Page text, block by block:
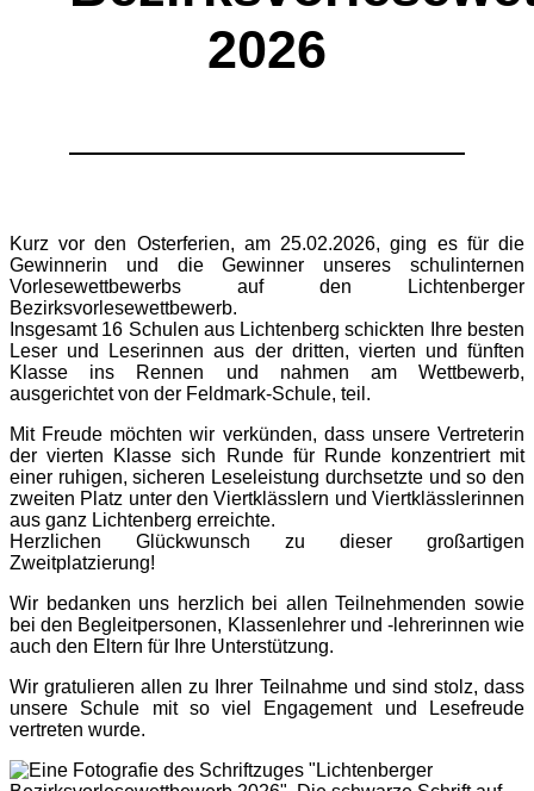
Schulinspektionsbericht
Musikalische Grundschule
Übergang in die Sek I
Kooperationen
Förderverein
© 2023Schule an der Victoriastadt
Login
•Impressum•Datenschutz
2026
Kurz vor den Osterferien, am 25.02.2026, ging es für die
Gewinnerin und die Gewinner unseres schulinternen
Vorlesewettbewerbs auf den Lichtenberger
Bezirksvorlesewettbewerb.
Insgesamt 16 Schulen aus Lichtenberg schickten Ihre besten
Leser und Leserinnen aus der dritten, vierten und fünften
Klasse ins Rennen und nahmen am Wettbewerb,
ausgerichtet von der Feldmark-Schule, teil.
Mit Freude möchten wir verkünden, dass unsere Vertreterin
der vierten Klasse sich Runde für Runde konzentriert mit
einer ruhigen, sicheren Leseleistung durchsetzte und so den
zweiten Platz unter den Viertklässlern und Viertklässlerinnen
aus ganz Lichtenberg erreichte.
Herzlichen Glückwunsch zu dieser großartigen
Zweitplatzierung!
Wir bedanken uns herzlich bei allen Teilnehmenden sowie
bei den Begleitpersonen, Klassenlehrer und -lehrerinnen wie
auch den Eltern für Ihre Unterstützung.
Wir gratulieren allen zu Ihrer Teilnahme und sind stolz, dass
unsere Schule mit so viel Engagement und Lesefreude
vertreten wurde.